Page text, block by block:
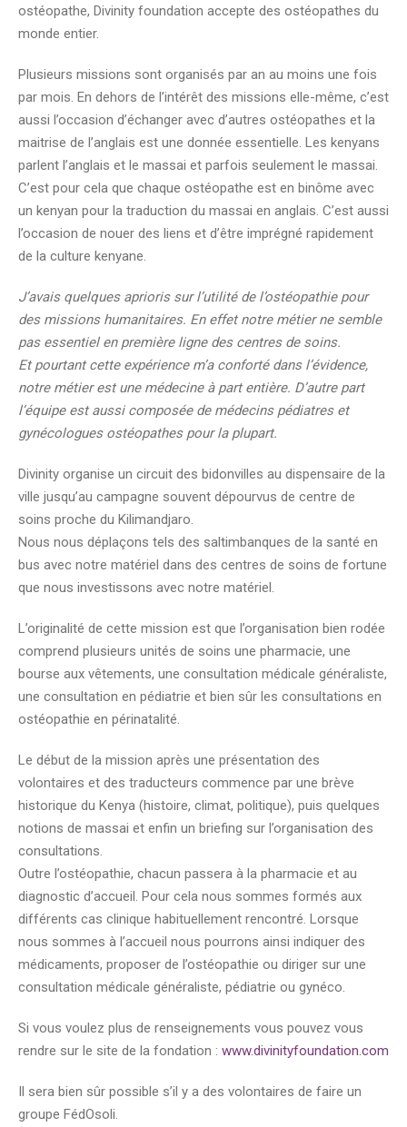
ostéopathe, Divinity foundation accepte des ostéopathes du
monde entier.
Plusieurs missions sont organisés par an au moins une fois
par mois. En dehors de l’intérêt des missions elle-même, c’est
aussi l’occasion d’échanger avec d’autres ostéopathes et la
maitrise de l’anglais est une donnée essentielle. Les kenyans
parlent l’anglais et le massai et parfois seulement le massai.
C’est pour cela que chaque ostéopathe est en binôme avec
un kenyan pour la traduction du massai en anglais. C’est aussi
l’occasion de nouer des liens et d’être imprégné rapidement
de la culture kenyane.
J’avais quelques aprioris sur l’utilité de l’ostéopathie pour
des missions humanitaires. En effet notre métier ne semble
pas essentiel en première ligne des centres de soins.
Et pourtant cette expérience m’a conforté dans l’évidence,
notre métier est une médecine à part entière. D’autre part
l’équipe est aussi composée de médecins pédiatres et
gynécologues ostéopathes pour la plupart.
Divinity organise un circuit des bidonvilles au dispensaire de la
ville jusqu’au campagne souvent dépourvus de centre de
soins proche du Kilimandjaro.
Nous nous déplaçons tels des saltimbanques de la santé en
bus avec notre matériel dans des centres de soins de fortune
que nous investissons avec notre matériel.
L’originalité de cette mission est que l’organisation bien rodée
comprend plusieurs unités de soins une pharmacie, une
bourse aux vêtements, une consultation médicale généraliste,
une consultation en pédiatrie et bien sûr les consultations en
ostéopathie en périnatalité.
Le début de la mission après une présentation des
volontaires et des traducteurs commence par une brève
historique du Kenya (histoire, climat, politique), puis quelques
notions de massai et enfin un briefing sur l’organisation des
consultations.
Outre l’ostéopathie, chacun passera à la pharmacie et au
diagnostic d’accueil. Pour cela nous sommes formés aux
différents cas clinique habituellement rencontré. Lorsque
nous sommes à l’accueil nous pourrons ainsi indiquer des
médicaments, proposer de l’ostéopathie ou diriger sur une
consultation médicale généraliste, pédiatrie ou gynéco.
Si vous voulez plus de renseignements vous pouvez vous
rendre sur le site de la fondation : www.divinityfoundation.com
Il sera bien sûr possible s’il y a des volontaires de faire un
groupe FédOsoli.